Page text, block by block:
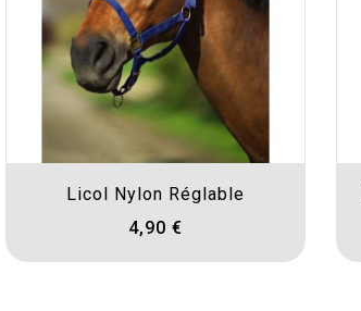
Licol Nylon Réglable
4,90 €